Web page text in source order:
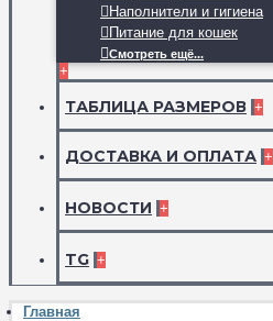
Наполнители и гигиена
Питание для кошек
Смотреть ещё...
+
ТАБЛИЦА РАЗМЕРОВ +
ДОСТАВКА И ОПЛАТА +
НОВОСТИ +
TG +
Главная